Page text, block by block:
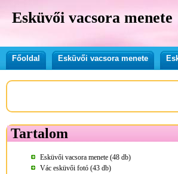
Esküvői vacsora menete
Főoldal Esküvői vacsora menete
Tartalom
Esküvői vacsora menete (48 db)
Vác esküvői fotó (43 db)